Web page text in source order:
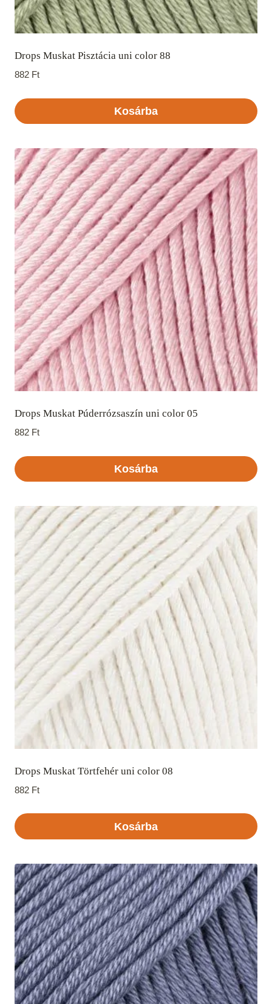
Drops Muskat Pisztácia uni color 88
882 Ft
Kosárba
Drops Muskat Púderrózsaszín uni color 05
882 Ft
Kosárba
Drops Muskat Törtfehér uni color 08
882 Ft
Kosárba